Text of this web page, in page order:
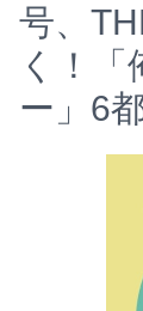
号、
く！
ー」6